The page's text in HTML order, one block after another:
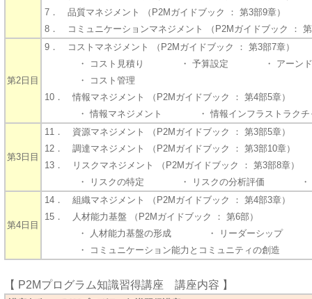
7． 品質マネジメント （P2Mガイドブック ： 第3部9章）
8． コミュニケーションマネジメント （P2Mガイドブック ：
第2日目
9． コストマネジメント （P2Mガイドブック ： 第3部7章）
・ コスト見積り ・ 予算設定 ・ アーンドバリ
・ コスト管理
10． 情報マネジメント （P2Mガイドブック ： 第4部5章）
・ 情報マネジメント ・ 情報インフラストラクチ
第3日目
11． 資源マネジメント （P2Mガイドブック ： 第3部5章）
12． 調達マネジメント （P2Mガイドブック ： 第3部10章）
13． リスクマネジメント （P2Mガイドブック ： 第3部8章）
・ リスクの特定 ・ リスクの分析評価 ・ リス
第4日目
14． 組織マネジメント （P2Mガイドブック ： 第4部3章）
15． 人材能力基盤 （P2Mガイドブック ： 第6部）
・ 人材能力基盤の形成 ・ リーダーシップ ・
・ コミュニケーション能力とコミュニティの創造
【 P2Mプログラム知識習得講座 講座内容 】